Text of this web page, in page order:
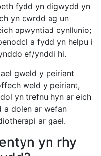
fydd yn digwydd yn
yn cwrdd ag un
apwyntiad cynllunio;
a fydd yn helpu i
ef/ynddi hi.
gweld y peiriant
weld y peiriant,
yn trefnu hyn ar eich
a dolen ar wefan
ar gael.
yn rhy